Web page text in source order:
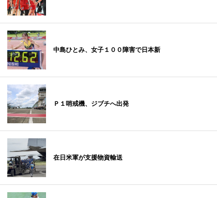
中島ひとみ、女子１００障害で日本新
Ｐ１哨戒機、ジブチへ出発
在日米軍が支援物資輸送